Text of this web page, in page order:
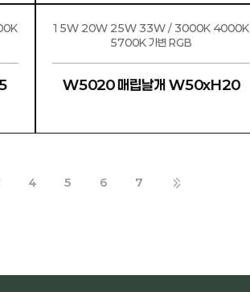
15W 20W 25W 33W / 3000K 4000K
5700K 가변 RGB
W5020 매립날개 W50xH20
4 5 6 7